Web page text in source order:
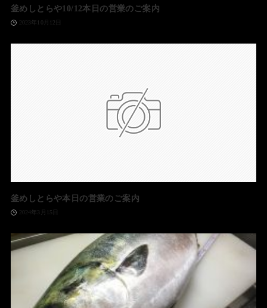
釜めしとらや10/12本日の営業のご案内
2023年10月12日
釜めしとらや本日の営業のご案内
2024年3月15日